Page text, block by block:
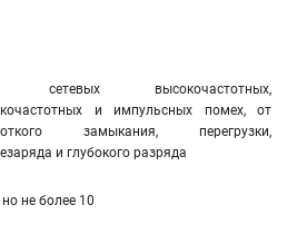
сетевых высокочастотных,
и импульсных помех, от
замыкания, перегрузки,
и глубокого разряда
но не более 10